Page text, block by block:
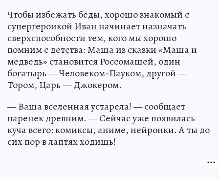
Чтобы избежать беды, хорошо знакомый с
супергероикой Иван начинает назначать
сверхспособности тем, кого мы хорошо
помним с детства: Маша из сказки «Маша и
медведь» становится Россомашей, один
богатырь — Человеком-Пауком, другой —
Тором, Царь — Джокером.
— Ваша вселенная устарела! — сообщает
паренек древним. — Сейчас уже появилась
куча всего: комиксы, аниме, нейронки. А ты до
сих пор в лаптях ходишь!